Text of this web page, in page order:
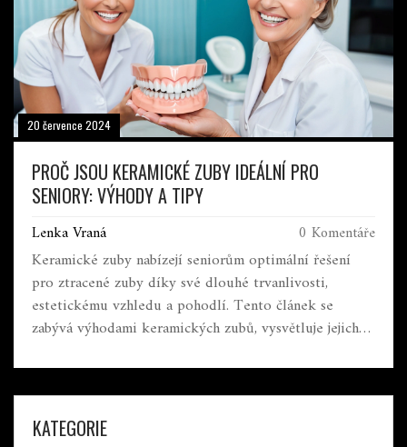
20 července 2024
PROČ JSOU KERAMICKÉ ZUBY IDEÁLNÍ PRO
SENIORY: VÝHODY A TIPY
Lenka Vraná 0 Komentáře
Keramické zuby nabízejí seniorům optimální řešení
pro ztracené zuby díky své dlouhé trvanlivosti,
estetickému vzhledu a pohodlí. Tento článek se
zabývá výhodami keramických zubů, vysvětluje jejich
možnosti dostupné na trhu. Uvádí také důvody, proč
jsou tyto moderní zubní náhrady zvláště prospěšné pro
starší populaci.
KATEGORIE